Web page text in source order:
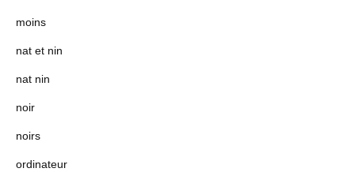
moins
nat et nin
nat nin
noir
noirs
ordinateur